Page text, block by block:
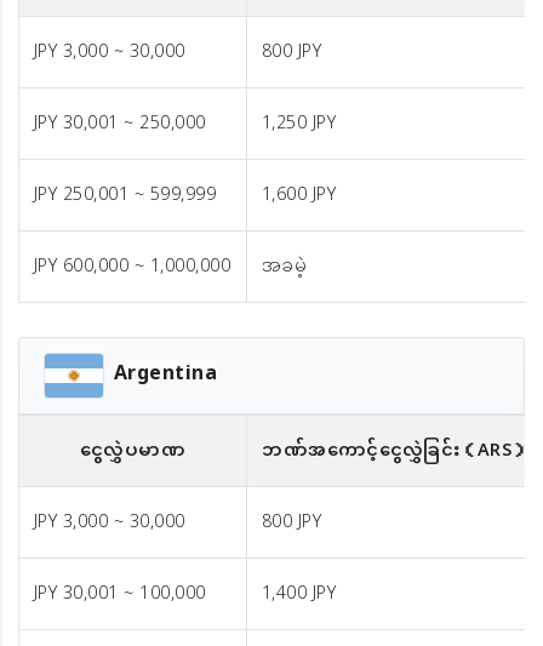
JPY 3,000 ~ 30,000
800 JPY
JPY 30,001 ~ 250,000
1,250 JPY
JPY 250,001 ~ 599,999
1,600 JPY
JPY 600,000 ~ 1,000,000
အခမဲ့
Argentina
ငွေလွှဲပမာဏ ဘဏ်အကောင့်ငွေလွှဲခြင်း（ARS）
JPY 3,000 ~ 30,000
800 JPY
JPY 30,001 ~ 100,000
1,400 JPY